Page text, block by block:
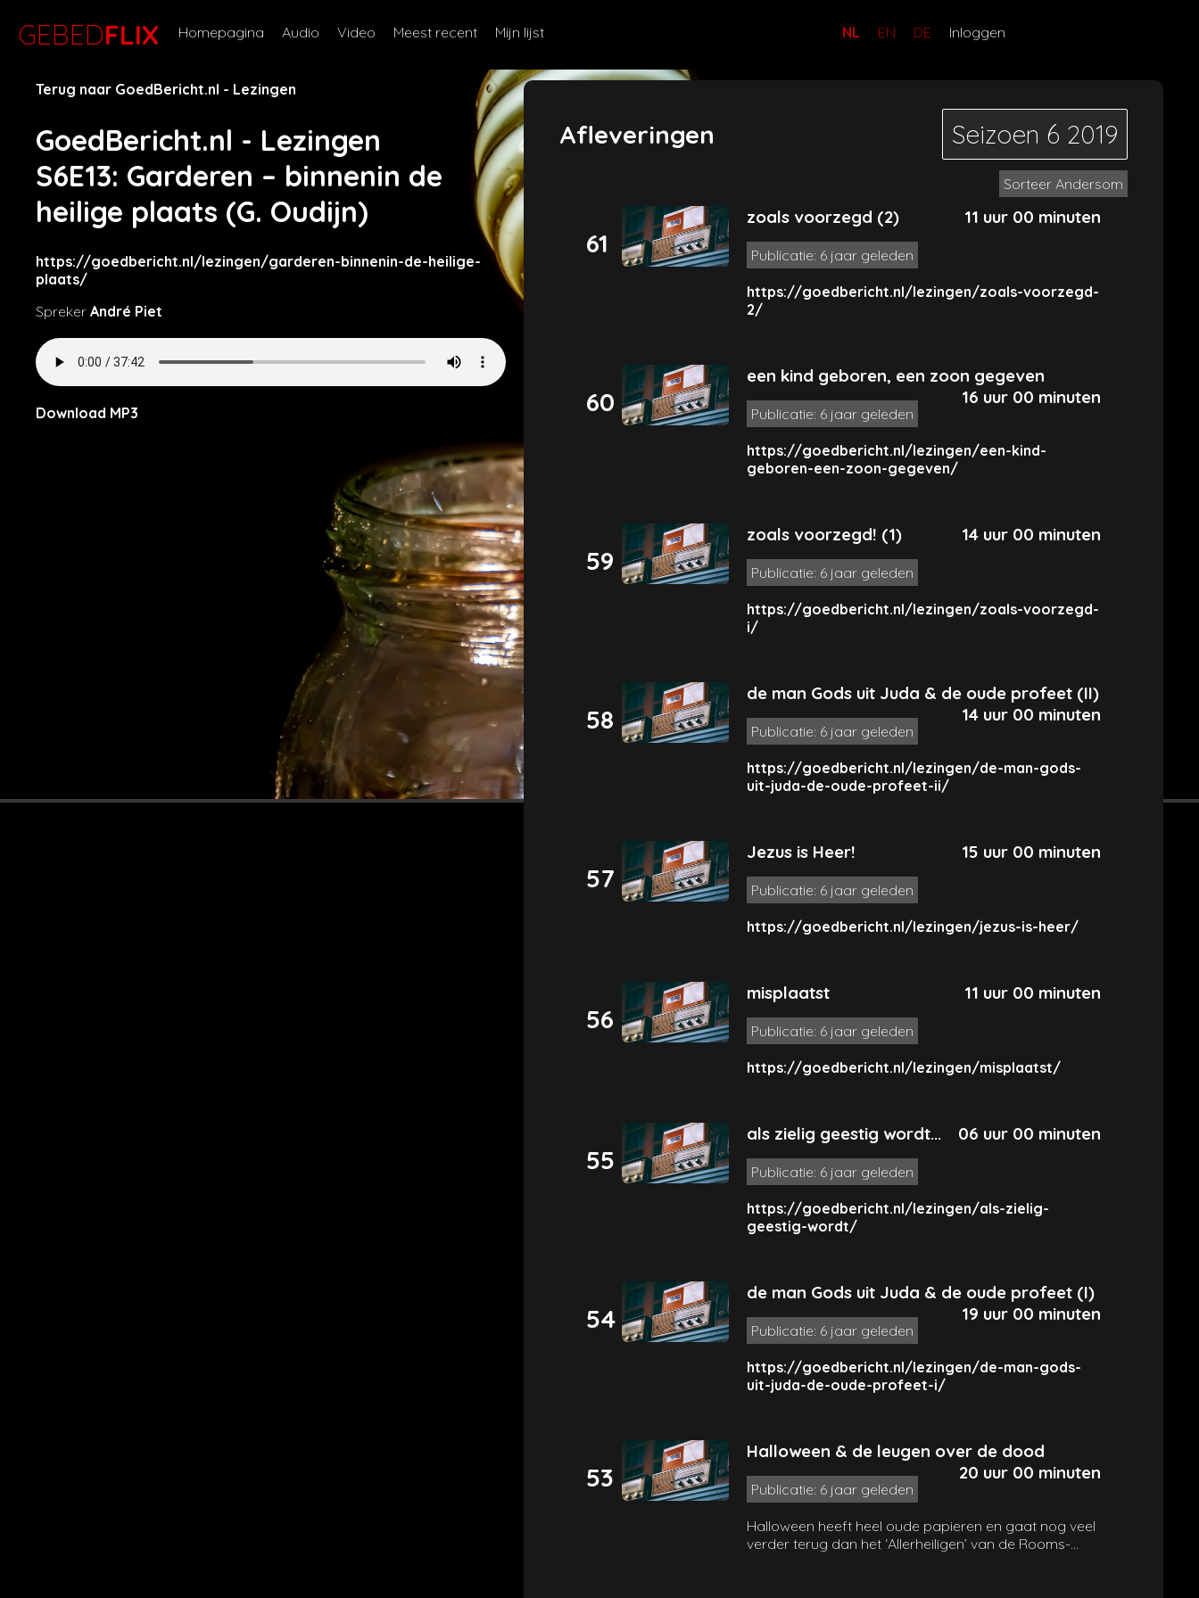
GEBEDFLIX Homepagina Audio Video Meest recent Mijn lijst NL EN DE Inloggen
Terug naar GoedBericht.nl - Lezingen
GoedBericht.nl - Lezingen
S6E13: Garderen – binnenin de
heilige plaats (G. Oudijn)
https://goedbericht.nl/lezingen/garderen-binnenin-de-heilige-
plaats/
Spreker André Piet
Download MP3
Afleveringen Seizoen 6 2019
Sorteer Andersom
61
zoals voorzegd (2) 11 uur 00 minuten
Publicatie: 6 jaar geleden
https://goedbericht.nl/lezingen/zoals-voorzegd-
2/
60
een kind geboren, een zoon gegeven
16 uur 00 minuten
Publicatie: 6 jaar geleden
https://goedbericht.nl/lezingen/een-kind-
geboren-een-zoon-gegeven/
59
zoals voorzegd! (1) 14 uur 00 minuten
Publicatie: 6 jaar geleden
https://goedbericht.nl/lezingen/zoals-voorzegd-
i/
58
de man Gods uit Juda & de oude profeet (II)
14 uur 00 minuten
Publicatie: 6 jaar geleden
https://goedbericht.nl/lezingen/de-man-gods-
uit-juda-de-oude-profeet-ii/
57
Jezus is Heer! 15 uur 00 minuten
Publicatie: 6 jaar geleden
https://goedbericht.nl/lezingen/jezus-is-heer/
56
misplaatst 11 uur 00 minuten
Publicatie: 6 jaar geleden
https://goedbericht.nl/lezingen/misplaatst/
55
als zielig geestig wordt... 06 uur 00 minuten
Publicatie: 6 jaar geleden
https://goedbericht.nl/lezingen/als-zielig-
geestig-wordt/
54
de man Gods uit Juda & de oude profeet (I)
19 uur 00 minuten
Publicatie: 6 jaar geleden
https://goedbericht.nl/lezingen/de-man-gods-
uit-juda-de-oude-profeet-i/
53
Halloween & de leugen over de dood
20 uur 00 minuten
Publicatie: 6 jaar geleden
Halloween heeft heel oude papieren en gaat nog veel
verder terug dan het ‘Allerheiligen’ van de Rooms-